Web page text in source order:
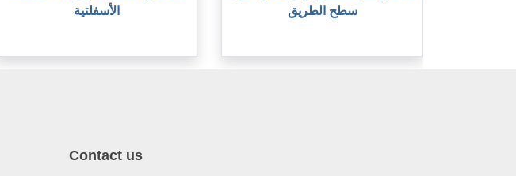
الأسفلتية
سطح الطريق
Contact us